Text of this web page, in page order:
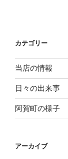
ン
カテゴリー
当店の情報
日々の出来事
阿賀町の様子
アーカイブ